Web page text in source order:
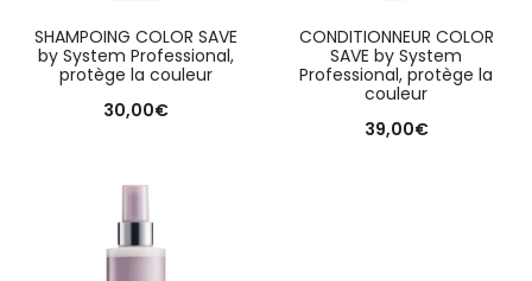
SHAMPOING COLOR SAVE
by System Professional,
protège la couleur
30,00€
CONDITIONNEUR COLOR
SAVE by System
Professional, protège la
couleur
39,00€